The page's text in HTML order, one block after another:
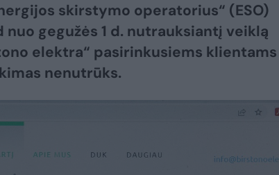
skirstymo operatorius“ (ESO)
nuo gegužės 1 d. nutrauksiantį veiklą
elektra“ pasirinkusiems klientams
nenutrūks.